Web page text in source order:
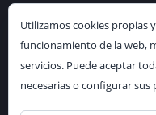
Utilizamos cookies propias
funcionamiento de la web,
servicios. Puede aceptar
necesarias o configurar sus